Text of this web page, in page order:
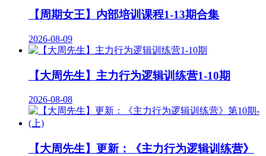
【周期女王】内部培训课程1-13期合集
2026-08-09
【大周先生】主力行为逻辑训练营1-10期
2026-08-08
【大周先生】更新：《主力行为逻辑训练营》